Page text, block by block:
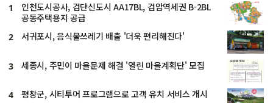
1
인천도시공사, 검단신도시 AA17BL, 검암역세권 B-2BL
공동주택용지 공급
2 서귀포시, 음식물쓰레기 배출 '더욱 편리해진다'
3 세종시, 주민이 마을문제 해결 '열린 마을계획단' 모집
4 평창군, 시티투어 프로그램으로 고객 유치 서비스 개시